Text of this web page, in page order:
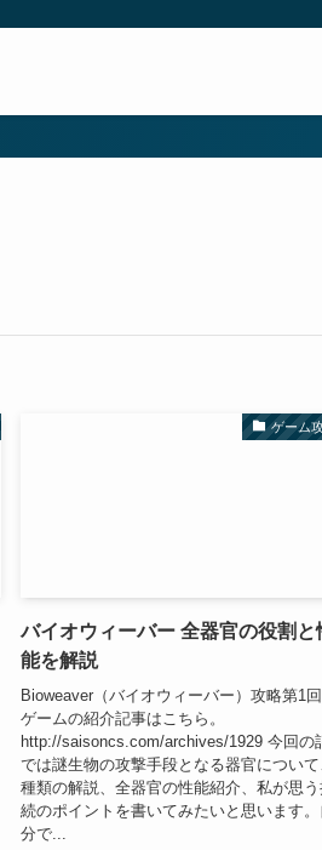
ゲーム
バイオウィーバー 全器官の役割と
能を解説
Bioweaver（バイオウィーバー）攻略第1回
ゲームの紹介記事はこちら。
http://saisoncs.com/archives/1929 今回の
では謎生物の攻撃手段となる器官について
種類の解説、全器官の性能紹介、私が思う
続のポイントを書いてみたいと思います。
分で...